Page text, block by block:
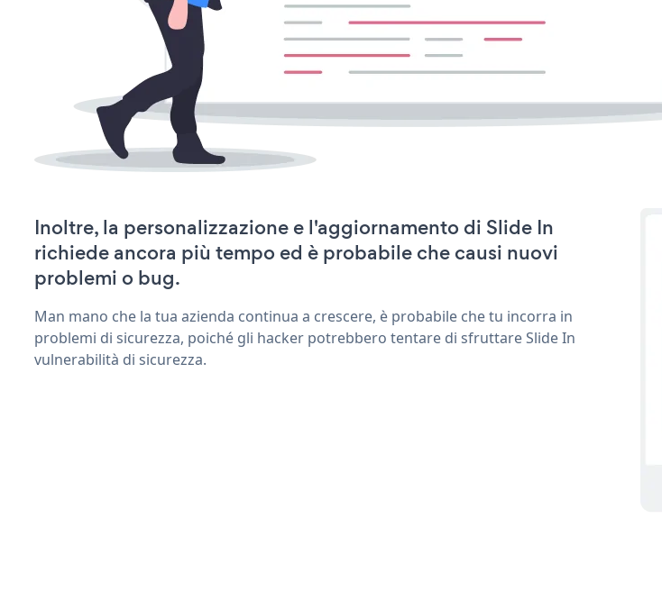
Inoltre, la personalizzazione e l'aggiornamento di Slide In
richiede ancora più tempo ed è probabile che causi nuovi
problemi o bug.
Man mano che la tua azienda continua a crescere, è probabile che tu incorra in
problemi di sicurezza, poiché gli hacker potrebbero tentare di sfruttare Slide In
vulnerabilità di sicurezza.